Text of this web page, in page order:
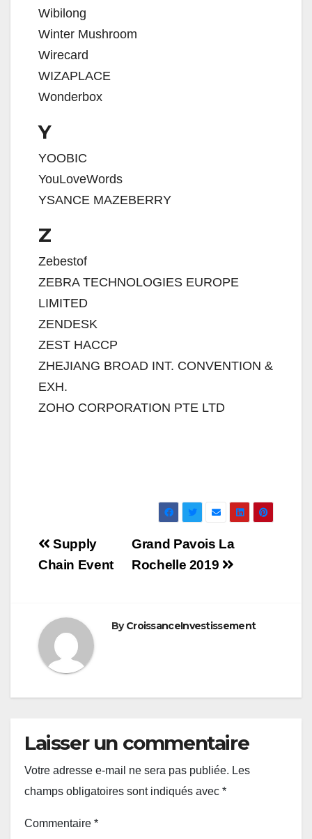
Wibilong
Winter Mushroom
Wirecard
WIZAPLACE
Wonderbox
Y
YOOBIC
YouLoveWords
YSANCE MAZEBERRY
Z
Zebestof
ZEBRA TECHNOLOGIES EUROPE
LIMITED
ZENDESK
ZEST HACCP
ZHEJIANG BROAD INT. CONVENTION &
EXH.
ZOHO CORPORATION PTE LTD
Navigation
de
Grand Pavois La
Rochelle 2019
Supply
Chain Event
ByCroissanceInvestissement
Laisser un commentaire
Votre adresse e-mail ne sera pas publiée. Les
champs obligatoires sont indiqués avec *
Commentaire *